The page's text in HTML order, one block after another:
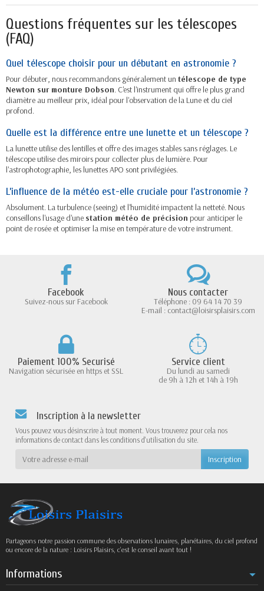
Questions fréquentes sur les télescopes
(FAQ)
Quel télescope choisir pour un débutant en astronomie ?
Pour débuter, nous recommandons généralement un télescope de type
Newton sur monture Dobson. C'est l'instrument qui offre le plus grand
diamètre au meilleur prix, idéal pour l'observation de la Lune et du ciel
profond.
Quelle est la différence entre une lunette et un télescope ?
La lunette utilise des lentilles et offre des images stables sans réglages. Le
télescope utilise des miroirs pour collecter plus de lumière. Pour
l'astrophotographie, les lunettes APO sont privilégiées.
L’influence de la météo est-elle cruciale pour l’astronomie ?
Absolument. La turbulence (seeing) et l'humidité impactent la netteté. Nous
conseillons l'usage d'une station météo de précision pour anticiper le
point de rosée et optimiser la mise en température de votre instrument.
Facebook
Suivez-nous sur Facebook
Nous contacter
Téléphone : 09 64 14 70 39
E-mail : contact@loisirsplaisirs.com
Paiement 100% Securisé
Navigation sécurisée en https et SSL
Service client
Du lundi au samedi
de 9h à 12h et 14h à 19h
Inscription à la newsletter
Vous pouvez vous désinscrire à tout moment. Vous trouverez pour cela nos
informations de contact dans les conditions d'utilisation du site.
Partageons notre passion commune des observations lunaires, planétaires, du ciel profond
ou encore de la nature : Loisirs Plaisirs, c’est le conseil avant tout !
Informations